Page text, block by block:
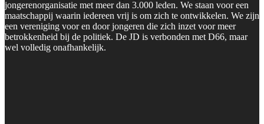
jongerenorganisatie met meer dan 3.000 leden. We staan voor een
maatschappij waarin iedereen vrij is om zich te ontwikkelen. We zijn
een vereniging voor en door jongeren die zich inzet voor meer
betrokkenheid bij de politiek. De JD is verbonden met D66, maar
wel volledig onafhankelijk.